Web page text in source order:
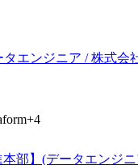
タエンジニア / 株式会
+4
本部】(データエンジ